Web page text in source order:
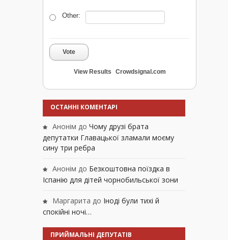
Other:
Vote
View Results Crowdsignal.com
ОСТАННІ КОМЕНТАРІ
Анонім до Чому друзі брата
депутатки Главацької зламали моєму
сину три ребра
Анонім до Безкоштовна поїздка в
Іспанію для дітей чорнобильської зони
Маргарита до Іноді були тихі й
спокійні ночі…
ПРИЙМАЛЬНІ ДЕПУТАТІВ